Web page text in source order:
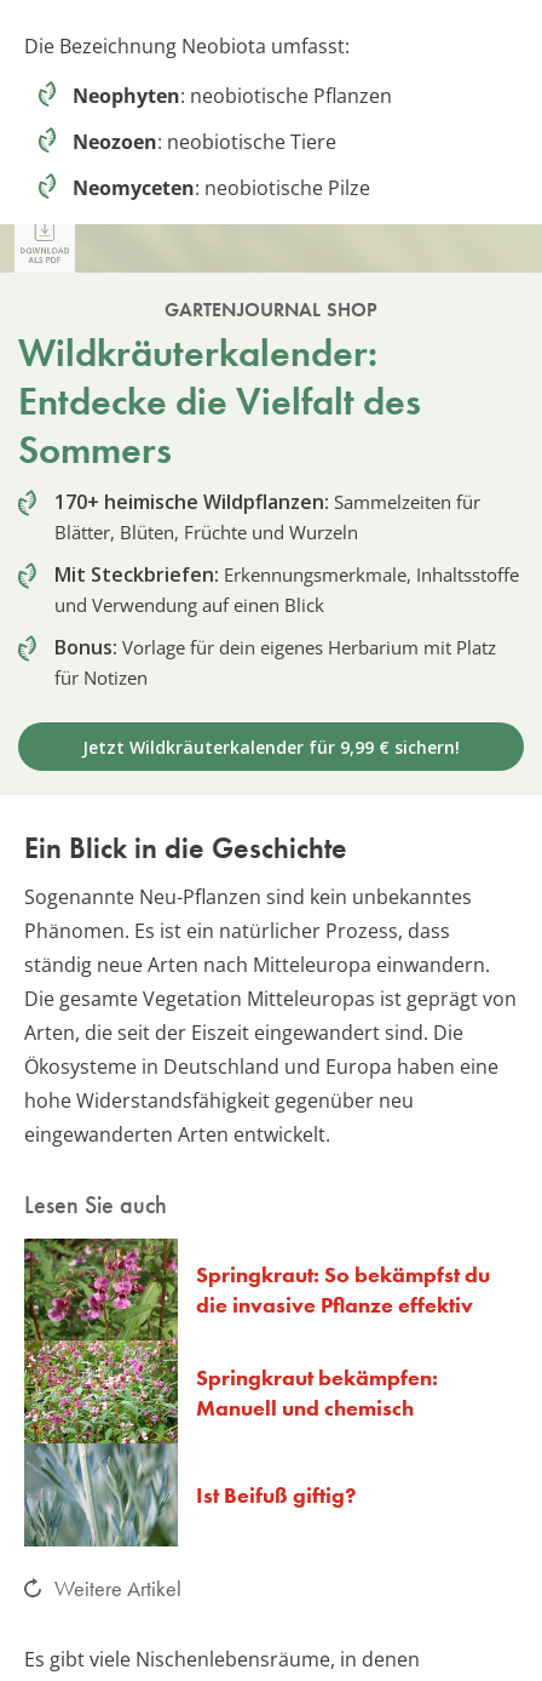
Die Bezeichnung Neobiota umfasst:
Neophyten: neobiotische Pflanzen
Neozoen: neobiotische Tiere
Neomyceten: neobiotische Pilze
GARTENJOURNAL SHOP
Wildkräuterkalender:
Entdecke die Vielfalt des
Sommers
170+ heimische Wildpflanzen: Sammelzeiten für
Blätter, Blüten, Früchte und Wurzeln
Mit Steckbriefen: Erkennungsmerkmale, Inhaltsstoffe
und Verwendung auf einen Blick
Bonus: Vorlage für dein eigenes Herbarium mit Platz
für Notizen
Jetzt Wildkräuterkalender für 9,99 € sichern!
Ein Blick in die Geschichte
Sogenannte Neu-Pflanzen sind kein unbekanntes
Phänomen. Es ist ein natürlicher Prozess, dass
ständig neue Arten nach Mitteleuropa einwandern.
Die gesamte Vegetation Mitteleuropas ist geprägt von
Arten, die seit der Eiszeit eingewandert sind. Die
Ökosysteme in Deutschland und Europa haben eine
hohe Widerstandsfähigkeit gegenüber neu
eingewanderten Arten entwickelt.
Lesen Sie auch
Springkraut: So bekämpfst du
die invasive Pflanze effektiv
Springkraut bekämpfen:
Manuell und chemisch
Ist Beifuß giftig?
Weitere Artikel
Es gibt viele Nischenlebensräume, in denen